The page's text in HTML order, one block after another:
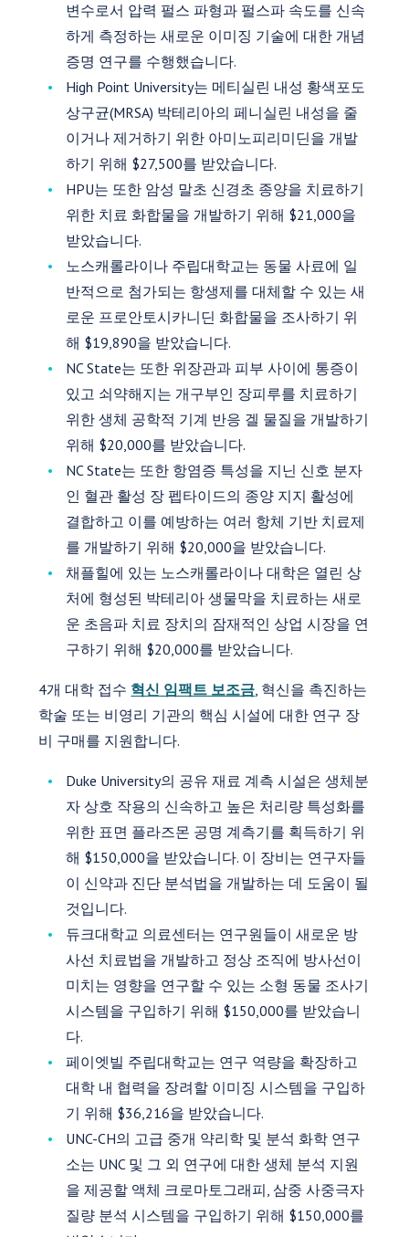
변수로서 압력 펄스 파형과 펄스파 속도를 신속
하게 측정하는 새로운 이미징 기술에 대한 개념
증명 연구를 수행했습니다.
High Point University는 메티실린 내성 황색포도
상구균(MRSA) 박테리아의 페니실린 내성을 줄
이거나 제거하기 위한 아미노피리미딘을 개발
하기 위해 $27,500를 받았습니다.
HPU는 또한 암성 말초 신경초 종양을 치료하기
위한 치료 화합물을 개발하기 위해 $21,000을
받았습니다.
노스캐롤라이나 주립대학교는 동물 사료에 일
반적으로 첨가되는 항생제를 대체할 수 있는 새
로운 프로안토시카니딘 화합물을 조사하기 위
해 $19,890을 받았습니다.
NC State는 또한 위장관과 피부 사이에 통증이
있고 쇠약해지는 개구부인 장피루를 치료하기
위한 생체 공학적 기계 반응 겔 물질을 개발하기
위해 $20,000를 받았습니다.
NC State는 또한 항염증 특성을 지닌 신호 분자
인 혈관 활성 장 펩타이드의 종양 지지 활성에
결합하고 이를 예방하는 여러 항체 기반 치료제
를 개발하기 위해 $20,000을 받았습니다.
채플힐에 있는 노스캐롤라이나 대학은 열린 상
처에 형성된 박테리아 생물막을 치료하는 새로
운 초음파 치료 장치의 잠재적인 상업 시장을 연
구하기 위해 $20,000를 받았습니다.
4개 대학 접수 혁신 임팩트 보조금, 혁신을 촉진하는
학술 또는 비영리 기관의 핵심 시설에 대한 연구 장
비 구매를 지원합니다.
Duke University의 공유 재료 계측 시설은 생체분
자 상호 작용의 신속하고 높은 처리량 특성화를
위한 표면 플라즈몬 공명 계측기를 획득하기 위
해 $150,000을 받았습니다. 이 장비는 연구자들
이 신약과 진단 분석법을 개발하는 데 도움이 될
것입니다.
듀크대학교 의료센터는 연구원들이 새로운 방
사선 치료법을 개발하고 정상 조직에 방사선이
미치는 영향을 연구할 수 있는 소형 동물 조사기
시스템을 구입하기 위해 $150,000를 받았습니
다.
페이엣빌 주립대학교는 연구 역량을 확장하고
대학 내 협력을 장려할 이미징 시스템을 구입하
기 위해 $36,216을 받았습니다.
UNC-CH의 고급 중개 약리학 및 분석 화학 연구
소는 UNC 및 그 외 연구에 대한 생체 분석 지원
을 제공할 액체 크로마토그래피, 삼중 사중극자
질량 분석 시스템을 구입하기 위해 $150,000를